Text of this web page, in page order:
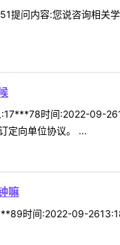
问内容:您说咨询相关
时间:2022-09-
定向单位协议。 ...
嘛
时间:2022-09-